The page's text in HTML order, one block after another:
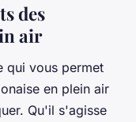
des
air
qui vous permet
en plein air
Qu'il s'agisse